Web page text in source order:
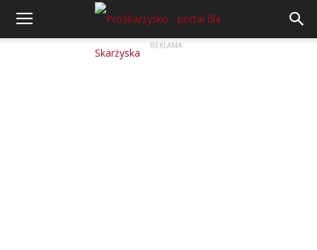
REKLAMA